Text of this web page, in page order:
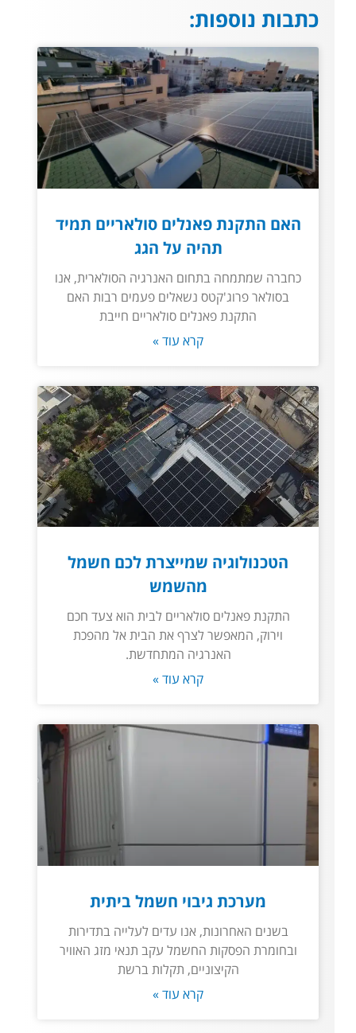
כתבות נוספות:
האם התקנת פאנלים סולאריים תמיד
תהיה על הגג
כחברה שמתמחה בתחום האנרגיה הסולארית, אנו
בסולאר פרוג'קטס נשאלים פעמים רבות האם
התקנת פאנלים סולאריים חייבת
קרא עוד »
הטכנולוגיה שמייצרת לכם חשמל
מהשמש
התקנת פאנלים סולאריים לבית הוא צעד חכם
וירוק, המאפשר לצרף את הבית אל מהפכת
האנרגיה המתחדשת.
קרא עוד »
מערכת גיבוי חשמל ביתית
בשנים האחרונות, אנו עדים לעלייה בתדירות
ובחומרת הפסקות החשמל עקב תנאי מזג האוויר
הקיצוניים, תקלות ברשת
קרא עוד »